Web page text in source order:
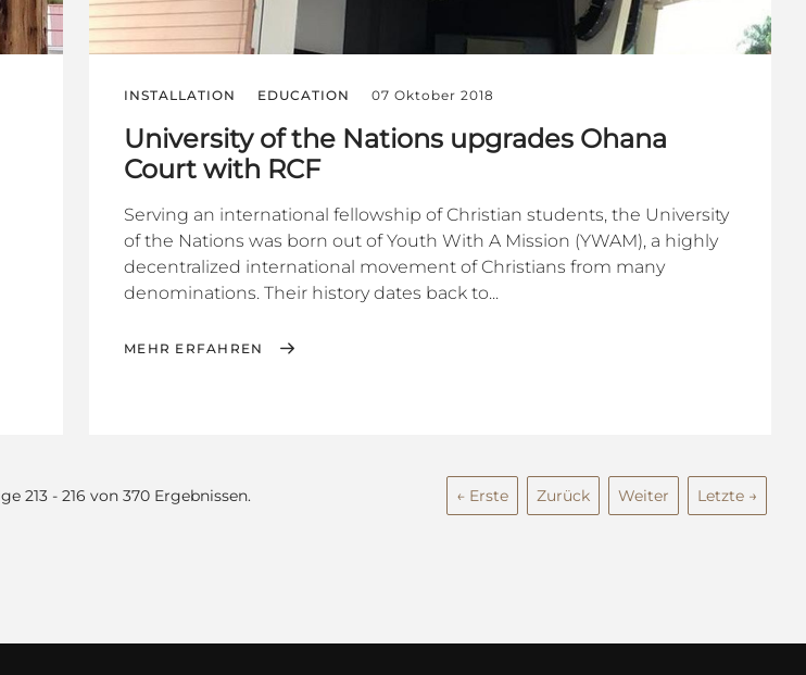
INSTALLATION EDUCATION 07 Oktober 2018
University of the Nations upgrades Ohana
Court with RCF
Serving an international fellowship of Christian students, the University
of the Nations was born out of Youth With A Mission (YWAM), a highly
decentralized international movement of Christians from many
denominations. Their history dates back to...
MEHR ERFAHREN
213 - 216 von 370 Ergebnissen. ← Erste Zurück Weiter Letzte →